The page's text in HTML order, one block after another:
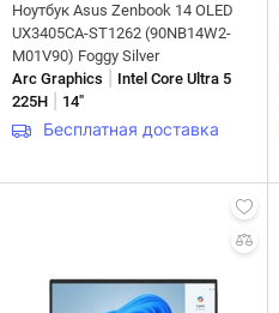
Ноутбук Asus Zenbook 14 OLED
UX3405CA-ST1262 (90NB14W2-
M01V90) Foggy Silver
Arc Graphics
Intel Core Ultra 5
225H
14"
Бесплатная доставка